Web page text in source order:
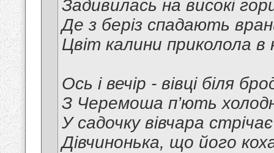
Задивилась на високі
Де з беріз спадають
Цвіт калини приколола в
Ось і вечір - вівці біля
З Черемоша п’ють
У садочку вівчара стрічає
Дівчинонька, що його